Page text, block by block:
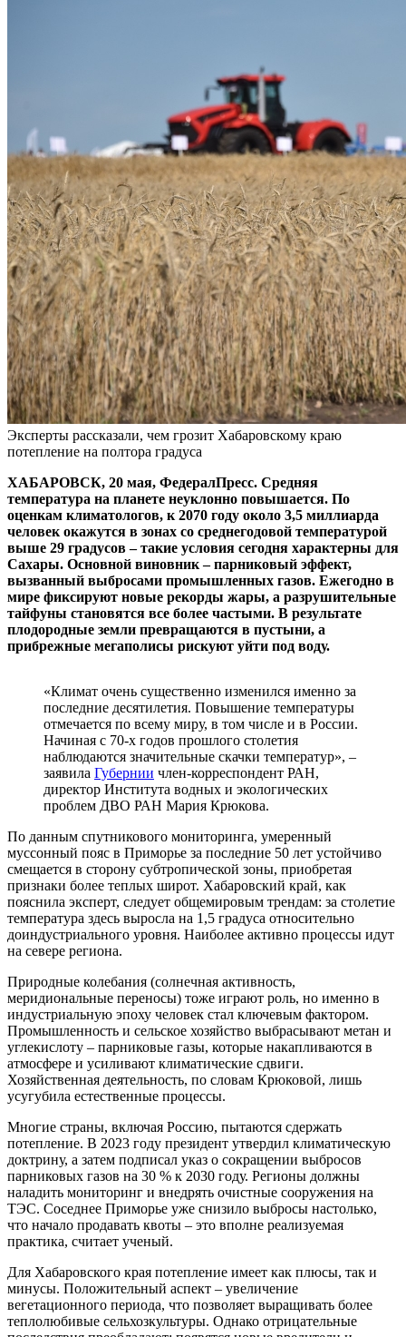
Эксперты рассказали, чем грозит Хабаровскому краю
потепление на полтора градуса
ХАБАРОВСК, 20 мая, ФедералПресс. Средняя
температура на планете неуклонно повышается. По
оценкам климатологов, к 2070 году около 3,5 миллиарда
человек окажутся в зонах со среднегодовой температурой
выше 29 градусов – такие условия сегодня характерны для
Сахары. Основной виновник – парниковый эффект,
вызванный выбросами промышленных газов. Ежегодно в
мире фиксируют новые рекорды жары, а разрушительные
тайфуны становятся все более частыми. В результате
плодородные земли превращаются в пустыни, а
прибрежные мегаполисы рискуют уйти под воду.
«Климат очень существенно изменился именно за
последние десятилетия. Повышение температуры
отмечается по всему миру, в том числе и в России.
Начиная с 70-х годов прошлого столетия
наблюдаются значительные скачки температур», –
заявила Губернии член-корреспондент РАН,
директор Института водных и экологических
проблем ДВО РАН Мария Крюкова.
По данным спутникового мониторинга, умеренный
муссонный пояс в Приморье за последние 50 лет устойчиво
смещается в сторону субтропической зоны, приобретая
признаки более теплых широт. Хабаровский край, как
пояснила эксперт, следует общемировым трендам: за столетие
температура здесь выросла на 1,5 градуса относительно
доиндустриального уровня. Наиболее активно процессы идут
на севере региона.
Природные колебания (солнечная активность,
меридиональные переносы) тоже играют роль, но именно в
индустриальную эпоху человек стал ключевым фактором.
Промышленность и сельское хозяйство выбрасывают метан и
углекислоту – парниковые газы, которые накапливаются в
атмосфере и усиливают климатические сдвиги.
Хозяйственная деятельность, по словам Крюковой, лишь
усугубила естественные процессы.
Многие страны, включая Россию, пытаются сдержать
потепление. В 2023 году президент утвердил климатическую
доктрину, а затем подписал указ о сокращении выбросов
парниковых газов на 30 % к 2030 году. Регионы должны
наладить мониторинг и внедрять очистные сооружения на
ТЭС. Соседнее Приморье уже снизило выбросы настолько,
что начало продавать квоты – это вполне реализуемая
практика, считает ученый.
Для Хабаровского края потепление имеет как плюсы, так и
минусы. Положительный аспект – увеличение
вегетационного периода, что позволяет выращивать более
теплолюбивые сельхозкультуры. Однако отрицательные